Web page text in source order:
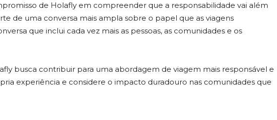
de Holafly em compreender que a responsabilidade vai além
de uma conversa mais ampla sobre o papel que as viagens
que inclui cada vez mais as pessoas, as comunidades e os
busca contribuir para uma abordagem de viagem mais responsável e
experiência e considere o impacto duradouro nas comunidades que